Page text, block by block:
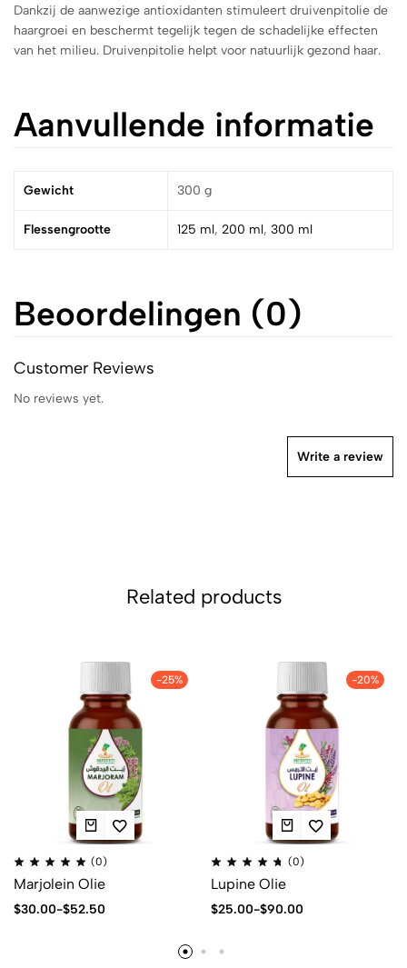
Dankzij de aanwezige antioxidanten stimuleert druivenpitolie de
haargroei en beschermt tegelijk tegen de schadelijke effecten
van het milieu. Druivenpitolie helpt voor natuurlijk gezond haar.
Aanvullende informatie
Gewicht 300 g
Flessengrootte 125 ml, 200 ml, 300 ml
Beoordelingen (0)
Customer Reviews
No reviews yet.
Write a review
Related products
-25%
(0)
Marjolein Olie
$30.00-$52.50
-20%
(0)
Lupine Olie
$25.00-$90.00